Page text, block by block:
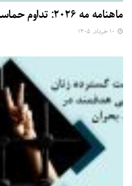
ماهنامه مه ۲۰۲۶: تداوم حماسه مقاومت زنان ایران